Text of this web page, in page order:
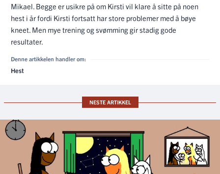
Mikael. Begge er usikre på om Kirsti vil klare å sitte på noen
hest i år fordi Kirsti fortsatt har store problemer med å bøye
kneet. Men mye trening og svømming gir stadig gode
resultater.
Denne artikkelen handler om:
Hest
NESTE ARTIKKEL